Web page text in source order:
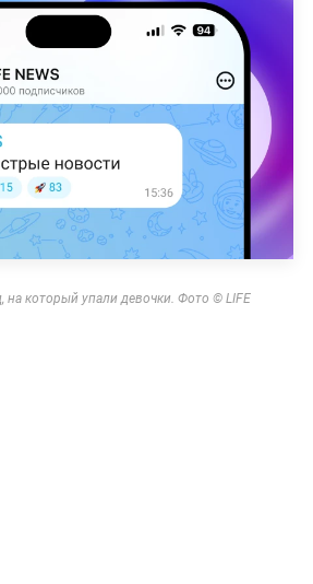
на который упали девочки. Фото © LIFE